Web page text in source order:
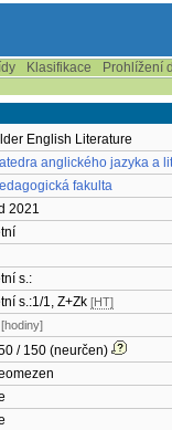
Klasifikace Prohlížení
English Literature
anglického jazyka a
fakulta
2021
s.:
s.:1/1, Z+Zk [HT]
[hodiny]
/ 150 (neurčen)